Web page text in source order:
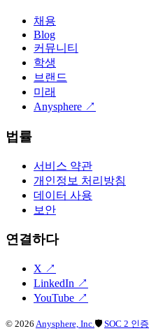
채용
Blog
커뮤니티
학생
브랜드
미래
Anysphere ↗
법률
서비스 약관
개인정보 처리방침
데이터 사용
보안
연결하다
X ↗
LinkedIn ↗
YouTube ↗
© 2026 Anysphere, Inc. 🛡 SOC 2 인증